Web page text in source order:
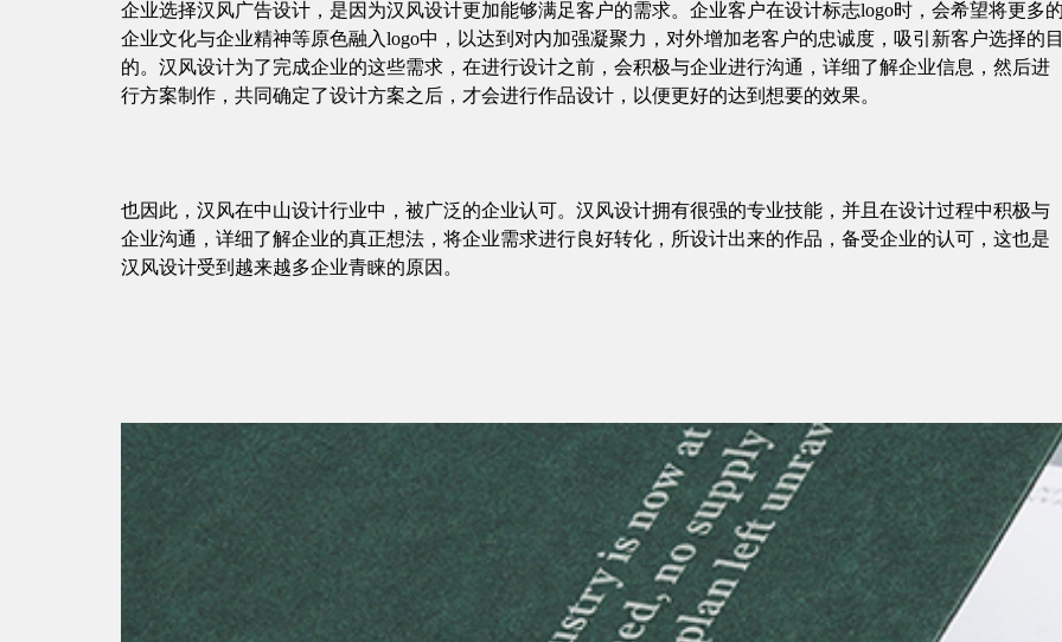
企业选择汉风广告设计，是因为汉风设计更加能够满足客户的需求。企业客户在设计标志logo时，会希望将更多
企业文化与企业精神等原色融入logo中，以达到对内加强凝聚力，对外增加老客户的忠诚度，吸引新客户选择的
的。汉风设计为了完成企业的这些需求，在进行设计之前，会积极与企业进行沟通，详细了解企业信息，然后进
行方案制作，共同确定了设计方案之后，才会进行作品设计，以便更好的达到想要的效果。
也因此，汉风在中山设计行业中，被广泛的企业认可。汉风设计拥有很强的专业技能，并且在设计过程中积极与
企业沟通，详细了解企业的真正想法，将企业需求进行良好转化，所设计出来的作品，备受企业的认可，这也是
汉风设计受到越来越多企业青睐的原因。